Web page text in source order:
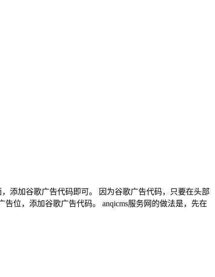
添加谷歌广告代码即可。 因为谷歌广告代码，只要在头部
位，添加谷歌广告代码。 anqicms服务网的做法是，先在